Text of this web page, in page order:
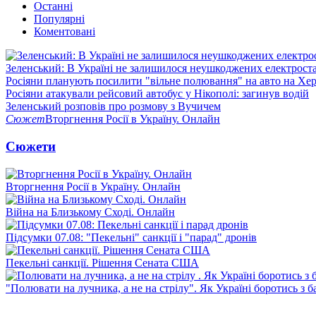
Останні
Популярні
Коментовані
Зеленський: В Україні не залишилося неушкоджених
Росіяни планують посилити "вільне полювання" на авто на
Росіяни атакували рейсовий автобус у Нікополі: загинув водій
Зеленський розповів про розмову з Вучичем
СюжетВторгнення Росії в Україну. Онлайн
Сюжети
Вторгнення Росії в Україну. Онлайн
Війна на Близькому Сході. Онлайн
Підсумки 07.08: "Пекельні" санкції і "парад" дронів
Пекельні санкції. Рішення Сената США
"Полювати на лучника, а не на стрілу". Як Україні боротись з